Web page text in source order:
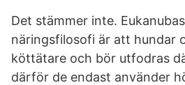
Det stämmer inte.
näringsfilosofi är att hundar
köttätare och bör utfodras
därför de endast använder